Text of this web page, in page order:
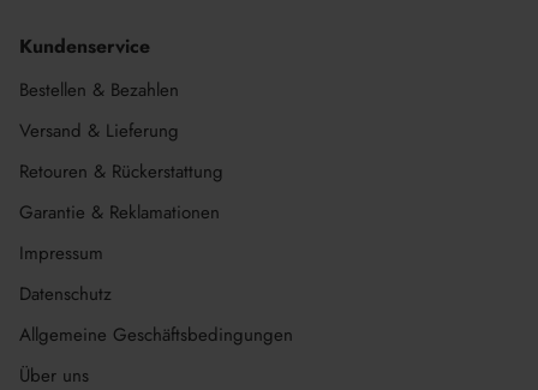
Kundenservice
Bestellen & Bezahlen
Versand & Lieferung
Retouren & Rückerstattung
Garantie & Reklamationen
Impressum
Datenschutz
Allgemeine Geschäftsbedingungen
Über uns